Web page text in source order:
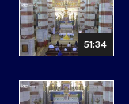
51:34